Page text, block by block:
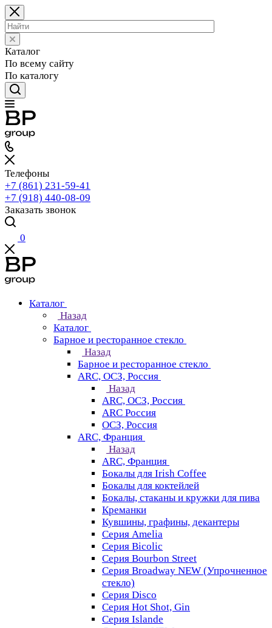
Каталог
По всему сайту
По каталогу
Телефоны
+7 (861) 231-59-41
+7 (918) 440-08-09
Заказать звонок
0
Каталог
Назад
Каталог
Барное и ресторанное стекло
Назад
Барное и ресторанное стекло
ARC, ОСЗ, Россия
Назад
ARC, ОСЗ, Россия
ARC Россия
ОСЗ, Россия
ARC, Франция
Назад
ARC, Франция
Бокалы для Irish Coffee
Бокалы для коктейлей
Бокалы, стаканы и кружки для пива
Креманки
Кувшины, графины, декантеры
Серия Amelia
Серия Bicolic
Серия Bourbon Street
Серия Broadway NEW (Упрочненное
стекло)
Серия Disco
Серия Hot Shot, Gin
Серия Islande